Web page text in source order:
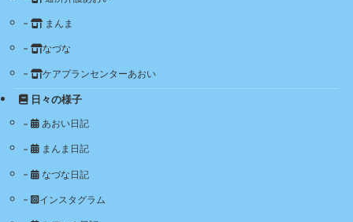
まんま
なづな
ケアプランセンターあおい
日々の様子
あおい日記
まんま日記
なづな日記
インスタグラム